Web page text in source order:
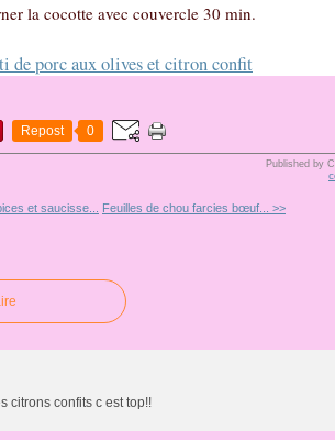
la cocotte avec couvercle 30 min.
Repost 0
Published by
et saucisse... Feuilles de chou farcies bœuf... >>
citrons confits c est top!!